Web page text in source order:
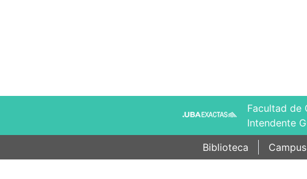
Facultad de
Intendente
Biblioteca